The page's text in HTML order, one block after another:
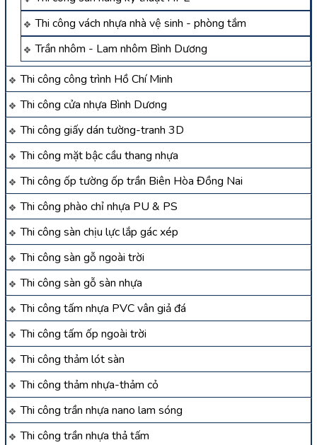
Thi công vách nhựa nhà vệ sinh - phòng tắm
Trần nhôm - Lam nhôm Bình Dương
Thi công công trình Hồ Chí Minh
Thi công cửa nhựa Bình Dương
Thi công giấy dán tường-tranh 3D
Thi công mặt bậc cầu thang nhựa
Thi công ốp tường ốp trần Biên Hòa Đồng Nai
Thi công phào chỉ nhựa PU & PS
Thi công sàn chịu lực lắp gác xép
Thi công sàn gỗ ngoài trời
Thi công sàn gỗ sàn nhựa
Thi công tấm nhựa PVC vân giả đá
Thi công tấm ốp ngoài trời
Thi công thảm lót sàn
Thi công thảm nhựa-thảm cỏ
Thi công trần nhựa nano lam sóng
Thi công trần nhựa thả tấm